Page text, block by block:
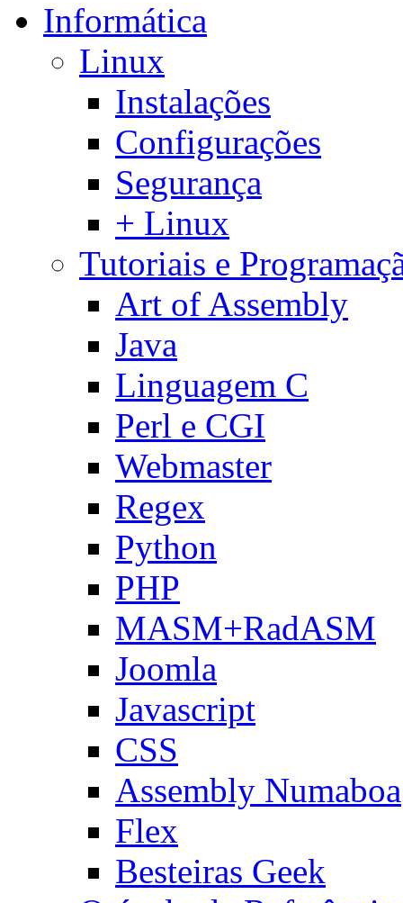
Informática
Linux
Instalações
Configurações
Segurança
+ Linux
Tutoriais e
Art of Assembly
Java
Linguagem C
Perl e CGI
Webmaster
Regex
Python
PHP
MASM+RadASM
Joomla
Javascript
CSS
Assembly Numaboa
Flex
Besteiras Geek